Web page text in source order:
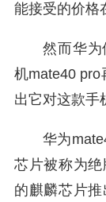
能接受的价格
然而华
机mate40 pro
出它对这款手
华为
芯片被称为
的麒麟芯片